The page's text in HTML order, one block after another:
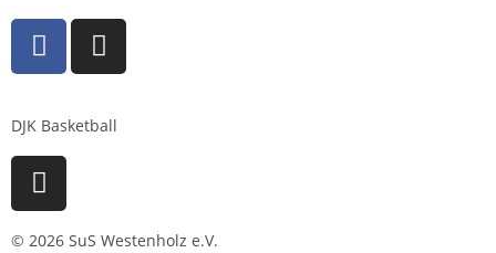
DJK Basketball
© 2026 SuS Westenholz e.V.